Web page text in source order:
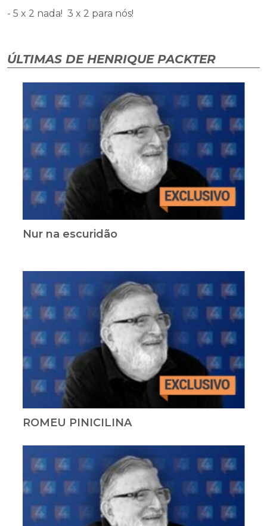
- 5 x 2 nada! 3 x 2 para nós!
ÚLTIMAS DE HENRIQUE PACKTER
Nur na escuridão
ROMEU PINICILINA